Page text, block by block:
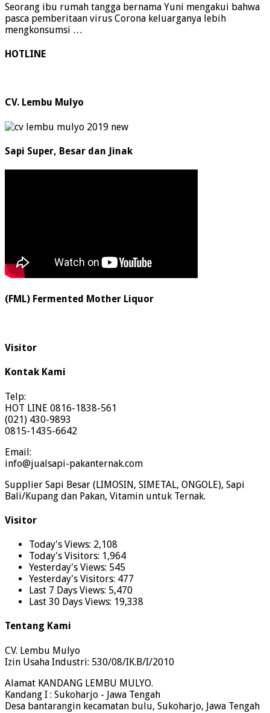
Seorang ibu rumah tangga bernama Yuni mengakui bahwa
pasca pemberitaan virus Corona keluarganya lebih
mengkonsumsi …
HOTLINE
CV. Lembu Mulyo
Sapi Super, Besar dan Jinak
(FML) Fermented Mother Liquor
Visitor
Kontak Kami
Telp:
HOT LINE 0816-1838-561
(021) 430-9893
0815-1435-6642
Email:
info@jualsapi-pakanternak.com
Supplier Sapi Besar (LIMOSIN, SIMETAL, ONGOLE), Sapi
Bali/Kupang dan Pakan, Vitamin untuk Ternak.
Visitor
Today's Views: 2,108
Today's Visitors: 1,964
Yesterday's Views: 545
Yesterday's Visitors: 477
Last 7 Days Views: 5,470
Last 30 Days Views: 19,338
Tentang Kami
CV. Lembu Mulyo
Izin Usaha Industri: 530/08/IK.B/I/2010
Alamat KANDANG LEMBU MULYO.
Kandang I : Sukoharjo - Jawa Tengah
Desa bantarangin kecamatan bulu, Sukoharjo, Jawa Tengah